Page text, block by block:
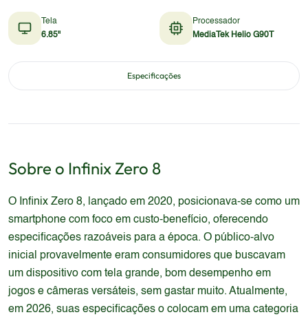
Tela
6.85"
Processador
MediaTek Helio G90T
Especificações
Sobre o Infinix Zero 8
O Infinix Zero 8, lançado em 2020, posicionava-se como um
smartphone com foco em custo-benefício, oferecendo
especificações razoáveis para a época. O público-alvo
inicial provavelmente eram consumidores que buscavam
um dispositivo com tela grande, bom desempenho em
jogos e câmeras versáteis, sem gastar muito. Atualmente,
em 2026, suas especificações o colocam em uma categoria